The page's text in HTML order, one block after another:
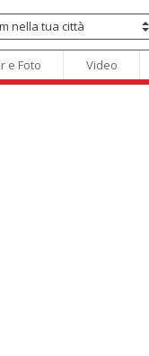
e Foto Video